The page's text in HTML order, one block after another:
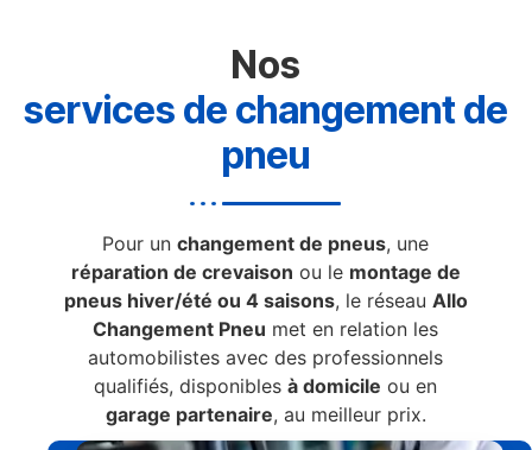
Nos
services de changement de
pneu
Pour unchangement de pneus, une
réparation de crevaison ou le montage de
pneus hiver/été ou 4 saisons, le réseau Allo
Changement Pneu met en relation les
automobilistes avec des professionnels
qualifiés, disponiblesà domicile ou en
garage partenaire, au meilleur prix.